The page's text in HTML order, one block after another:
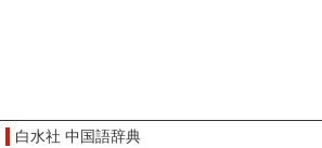
白水社 中国語辞典